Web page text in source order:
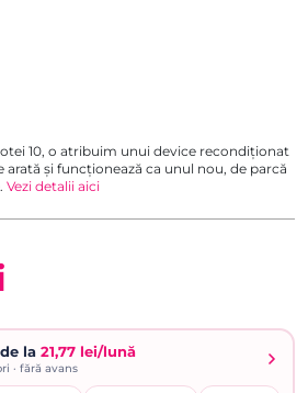
10, o atribuim unui device recondiționat
arată și funcționează ca unul nou, de parcă
Vezi detalii aici
la 21,77 lei/lună
· fără avans